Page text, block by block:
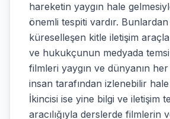
hareketin yaygın hale
önemli tespiti vardır. Bunlardan
küreselleşen kitle iletişim
ve hukukçunun medyada
filmleri yaygın ve dünyanın
insan tarafından izlenebilir
İkincisi ise yine bilgi ve iletişim
aracılığıyla derslerde filmlerin